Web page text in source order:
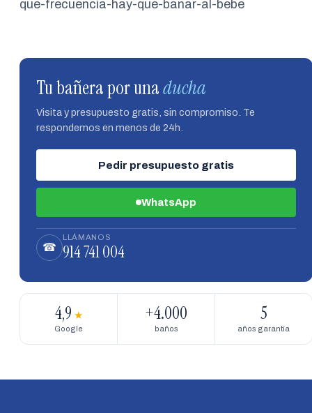
que-frecuencia-hay-que-banar-al-bebe
Tu bañera por unaducha
Visita y presupuesto gratis, sin compromiso. Te
respondemos en menos de 24h.
Pedir presupuesto gratis
WhatsApp
☎
LLÁMANOS
914 741 004
4,9 ★
Google
+4.000
baños
5
años garantía